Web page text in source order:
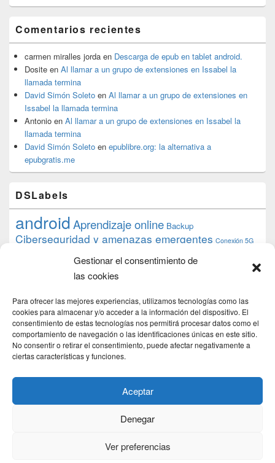
Gestionar el consentimiento de
las cookies
Para ofrecer las mejores experiencias, utilizamos tecnologías como las
cookies para almacenar y/o acceder a la información del dispositivo. El
consentimiento de estas tecnologías nos permitirá procesar datos como el
comportamiento de navegación o las identificaciones únicas en este sitio.
No consentir o retirar el consentimiento, puede afectar negativamente a
ciertas características y funciones.
Aceptar
Denegar
Ver preferencias
Comentarios recientes
carmen miralles jorda en Descarga de epub en tablet android.
Dosite en Al llamar a un grupo de extensiones en Issabel la
llamada termina
David Simón Soleto en Al llamar a un grupo de extensiones en
Issabel la llamada termina
Antonio en Al llamar a un grupo de extensiones en Issabel la
llamada termina
David Simón Soleto en epublibre.org: la alternativa a
epubgratis.me
DSLabels
androidAprendizaje online Backup
Ciberseguridad y amenazas emergentes Conexión 5G
datos debian desarrollo web
Formación Google
iphone
proyecto PS4 python Raspberryraspberrypi
raspbian review Servidor Web Sostenibilidad
tecnológicaTecnología torrent
transmissiontutorial ubuntu server Windows
Theme: Catch Box byCatch Themes